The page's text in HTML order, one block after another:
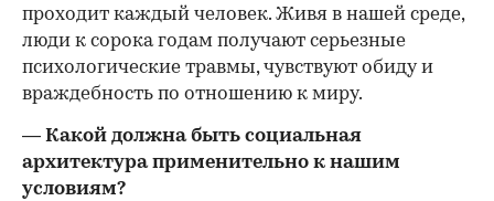
проходит каждый человек. Живя в нашей среде,
люди к сорока годам получают серьезные
психологические травмы, чувствуют обиду и
враждебность по отношению к миру.
— Какой должна быть социальная
архитектура применительно к нашим
условиям?